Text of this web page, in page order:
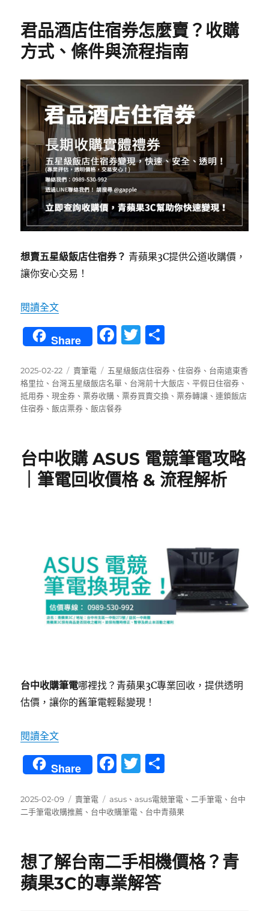
o
o
k
君品酒店住宿券怎麼賣？收購
方式、條件與流程指南
想賣五星級飯店住宿券？ 青蘋果3C提供公道收購價，
讓你安心交易！
閱讀全文〈君品酒店住宿券怎麼賣？收購方式、條件與流
Share
F
c
e
b
o
k
T
it
te
發
佈
日
期:
2025-02-22
分
類
賣筆電
標
籤
五星級飯店住宿券 、住宿券 、 台南遠東香
格里拉 、 台灣五星級飯店名單 、 台灣前十大飯店 、平假日住宿券 、
抵用券 、現金券 、票券收購 、票券買賣交換 、票券轉讓 、連鎖飯店
住宿券 、飯店票券 、飯店餐券
台中收購 ASUS 電競筆電攻略
｜筆電回收價格 & 流程解析
台中收購筆電哪裡找？青蘋果3C專業回收，提供透明
估價，讓你的舊筆電輕鬆變現！
閱讀全文〈台中收購 ASUS 電競筆電攻略｜筆電回收價格
Share
F
c
e
o
o
k
T
it
te
發
佈
2025-02-09
分
類
賣筆電
標
籤
asus 、asus電競筆電 、 二手筆電 、 台中
二手筆電收購推薦 、 台中收購筆電 、 台中青蘋果
想了解台南二手相機價格？青
蘋果3C的專業解答